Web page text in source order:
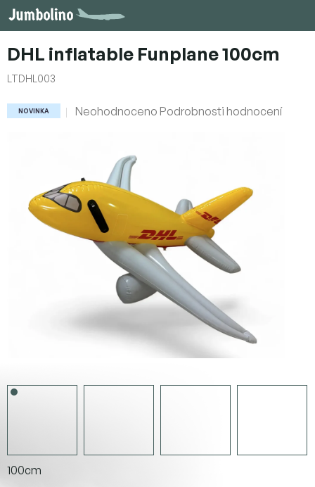
Přejít
na
DHL inflatable Funplane 100cm
LTDHL003
NOVINKA
Průměrné
z
5
hvězdiček.
Neohodnoceno Podrobnosti hodnocení
100cm